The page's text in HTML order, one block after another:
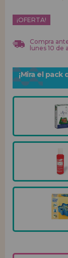
¡OFERTA!
Compra
lunes 10 de
¡Mira el